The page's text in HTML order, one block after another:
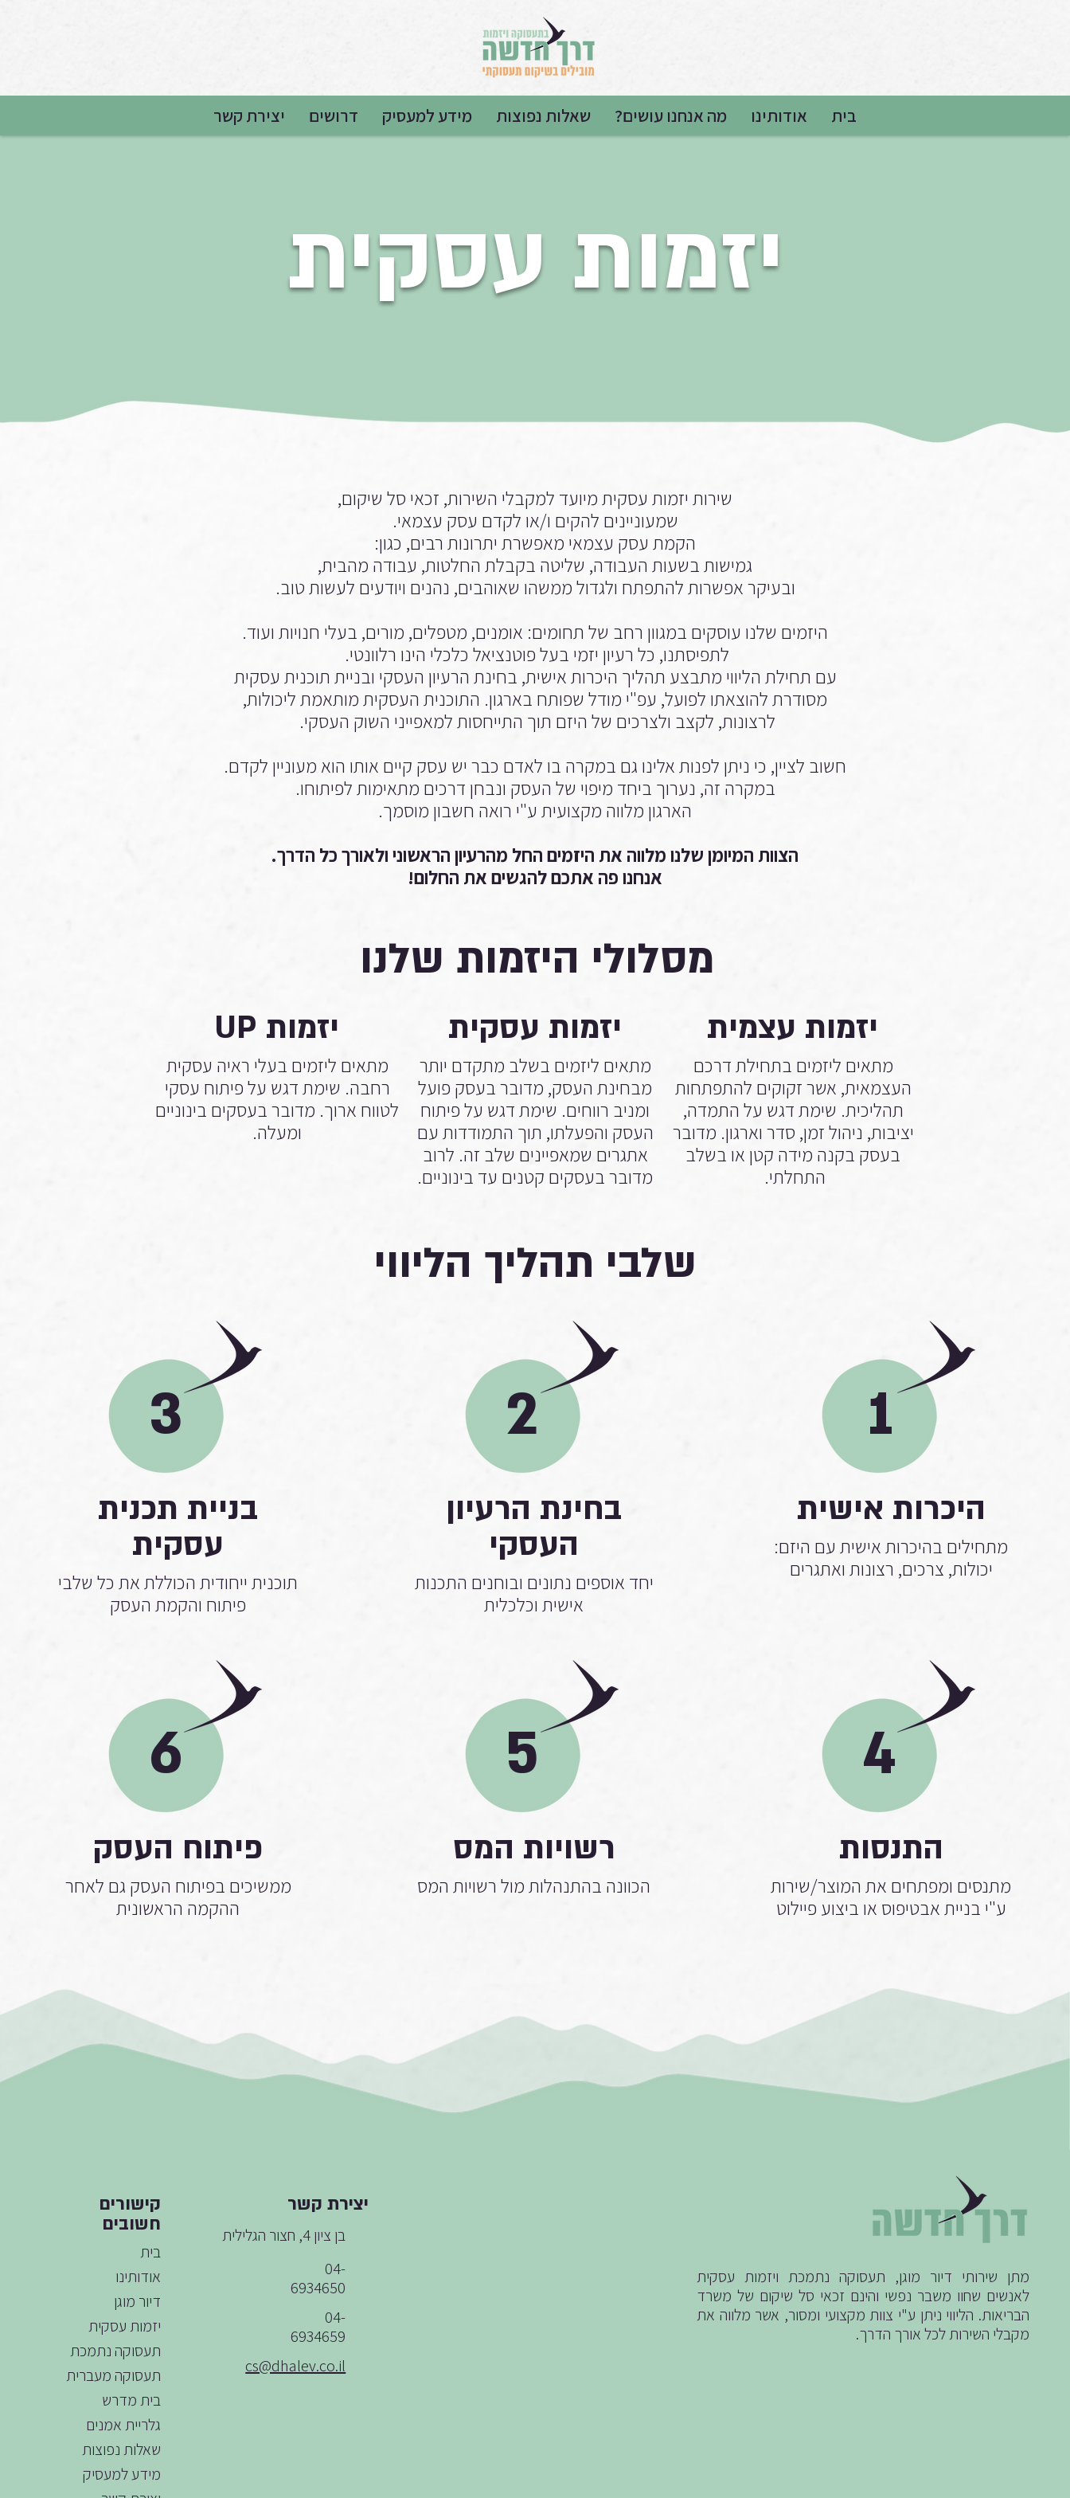
בית אודותינו מה אנחנו עושים? שאלות נפוצות מידע למעסיק דרושים יצירת קשר
יזמות עסקית
שירות יזמות עסקית מיועד למקבלי השירות, זכאי סל שיקום,
שמעוניינים להקים ו/או לקדם עסק עצמאי.
הקמת עסק עצמאי מאפשרת יתרונות רבים, כגון:
גמישות בשעות העבודה, שליטה בקבלת החלטות, עבודה מהבית,
ובעיקר אפשרות להתפתח ולגדול ממשהו שאוהבים, נהנים ויודעים לעשות טוב.
היזמים שלנו עוסקים במגוון רחב של תחומים: אומנים, מטפלים, מורים, בעלי חנויות ועוד.
לתפיסתנו, כל רעיון יזמי בעל פוטנציאל כלכלי הינו רלוונטי.
עם תחילת הליווי מתבצע תהליך היכרות אישית, בחינת הרעיון העסקי ובניית תוכנית עסקית
מסודרת להוצאתו לפועל, עפ"י מודל שפותח בארגון. התוכנית העסקית מותאמת ליכולות,
לרצונות, לקצב ולצרכים של היזם תוך התייחסות למאפייני השוק העסקי.
חשוב לציין, כי ניתן לפנות אלינו גם במקרה בו לאדם כבר יש עסק קיים אותו הוא מעוניין לקדם.
במקרה זה, נערוך ביחד מיפוי של העסק ונבחן דרכים מתאימות לפיתוחו.
הארגון מלווה מקצועית ע"י רואה חשבון מוסמך.
הצוות המיומן שלנו מלווה את היזמים החל מהרעיון הראשוני ולאורך כל הדרך.
אנחנו פה אתכם להגשים את החלום!
מסלולי היזמות שלנו
יזמות עצמית
מתאים ליזמים בתחילת דרכם
העצמאית, אשר זקוקים להתפתחות
תהליכית. שימת דגש על התמדה,
יציבות, ניהול זמן, סדר וארגון. מדובר
בעסק בקנה מידה קטן או בשלב
התחלתי.
יזמות עסקית
מתאים ליזמים בשלב מתקדם יותר
מבחינת העסק, מדובר בעסק פועל
ומניב רווחים. שימת דגש על פיתוח
העסק והפעלתו, תוך התמודדות עם
אתגרים שמאפיינים שלב זה. לרוב
מדובר בעסקים קטנים עד בינוניים.
יזמות UP
מתאים ליזמים בעלי ראיה עסקית
רחבה. שימת דגש על פיתוח עסקי
לטווח ארוך. מדובר בעסקים בינוניים
ומעלה.
שלבי תהליך הליווי
3
בניית תכנית
עסקית
תוכנית ייחודית הכוללת את כל שלבי
פיתוח והקמת העסק
2
בחינת הרעיון
העסקי
יחד אוספים נתונים ובוחנים התכנות
אישית וכלכלית
1
היכרות אישית
מתחילים בהיכרות אישית עם היזם:
יכולות, צרכים, רצונות ואתגרים
6
פיתוח העסק
ממשיכים בפיתוח העסק גם לאחר
ההקמה הראשונית
5
רשויות המס
הכוונה בהתנהלות מול רשויות המס
4
התנסות
מתנסים ומפתחים את המוצר/שירות
ע"י בניית אבטיפוס או ביצוע פיילוט
קישורים
חשובים
בית
אודותינו
דיור מוגן
יזמות עסקית
תעסוקה נתמכת
תעסוקה מעברית
בית מדרש
גלריית אמנים
שאלות נפוצות
מידע למעסיק
יצירת קשר
בן ציון 4, חצור הגלילית
04-
6934650
04-
6934659
cs@dhalev.co.il
מתן שירותי דיור מוגן, תעסוקה נתמכת ויזמות עסקית
לאנשים שחוו משבר נפשי והינם זכאי סל שיקום של משרד
הבריאות. הליווי ניתן ע"י צוות מקצועי ומסור, אשר מלווה את
מקבלי השירות לכל אורך הדרך.